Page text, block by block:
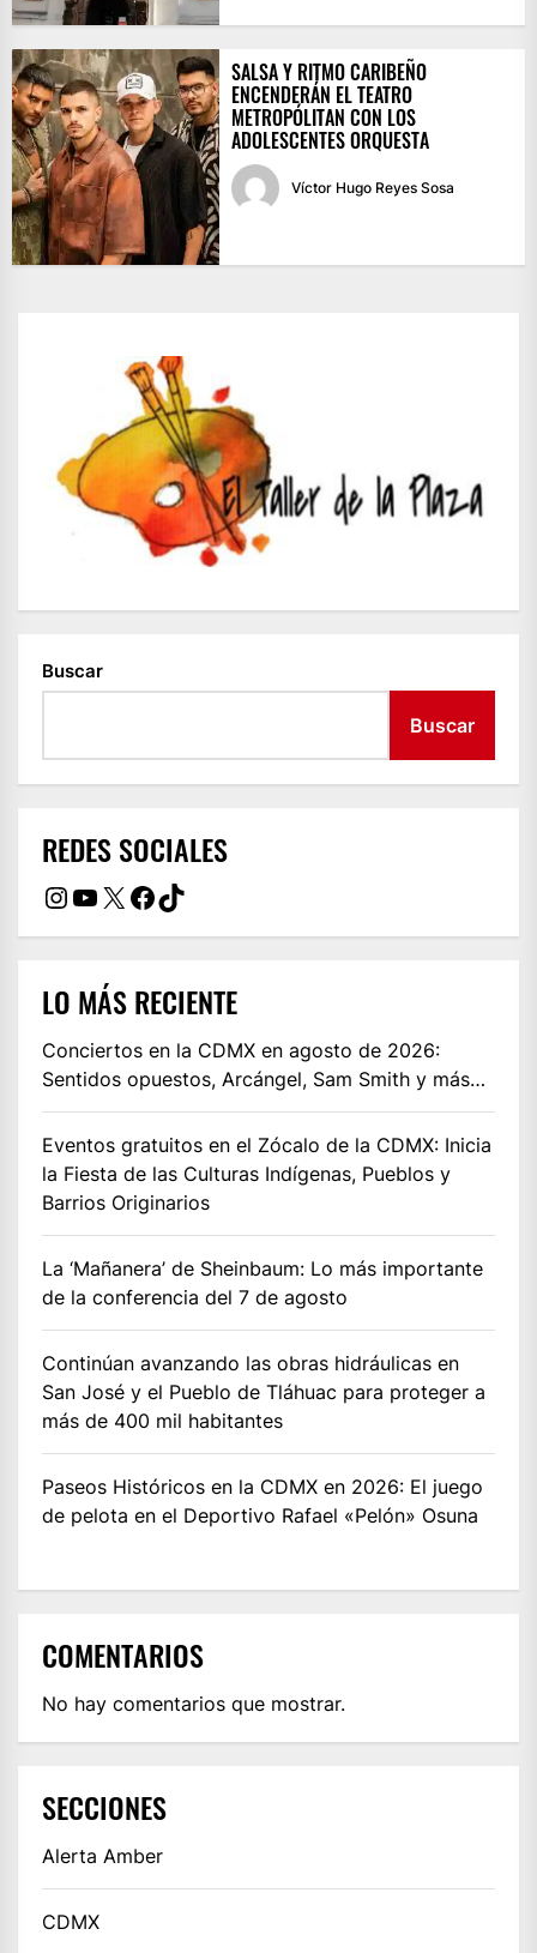
SALSA Y RITMO CARIBEÑO
ENCENDERÁN EL TEATRO
METROPÓLITAN CON LOS
ADOLESCENTES ORQUESTA
Víctor Hugo Reyes Sosa
Buscar
Buscar
REDES SOCIALES
Instagram
YouTube
X Facebook
TikTok
LO MÁS RECIENTE
Conciertos en la CDMX en agosto de 2026:
Sentidos opuestos, Arcángel, Sam Smith y más…
Eventos gratuitos en el Zócalo de la CDMX: Inicia
la Fiesta de las Culturas Indígenas, Pueblos y
Barrios Originarios
La ‘Mañanera’ de Sheinbaum: Lo más importante
de la conferencia del 7 de agosto
Continúan avanzando las obras hidráulicas en
San José y el Pueblo de Tláhuac para proteger a
más de 400 mil habitantes
Paseos Históricos en la CDMX en 2026: El juego
de pelota en el Deportivo Rafael «Pelón» Osuna
COMENTARIOS
No hay comentarios que mostrar.
SECCIONES
Alerta Amber
CDMX